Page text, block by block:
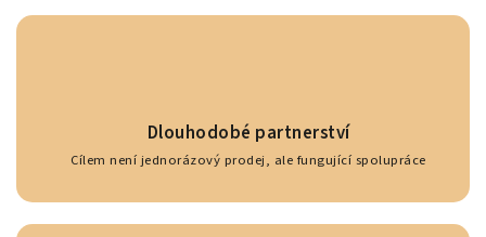
Dlouhodobé partnerství
Cílem není jednorázový prodej, ale fungující spolupráce